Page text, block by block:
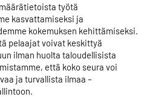
työtä
kasvattamiseksi ja
kokemuksen kehittämiseksi.
pelaajat voivat keskittyä
ilman huolta taloudellisista
että koko seura voi
ja turvallista ilmaa –